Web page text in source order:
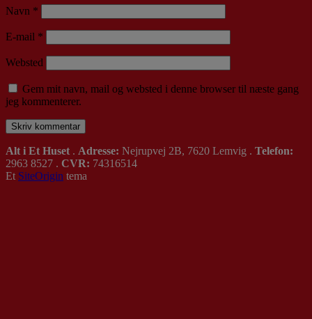
Navn *
E-mail *
Websted
Gem mit navn, mail og websted i denne browser til næste gang
jeg kommenterer.
Alt i Et Huset . Adresse: Nejrupvej 2B, 7620 Lemvig . Telefon:
2963 8527 . CVR: 74316514
Et SiteOrigin tema